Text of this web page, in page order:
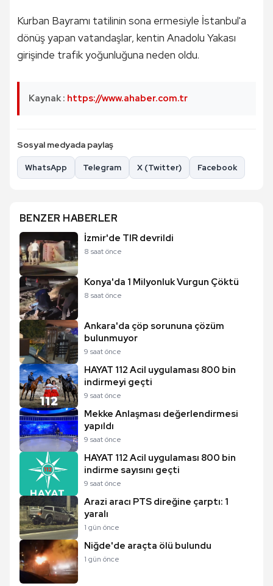
Kurban Bayramı tatilinin sona ermesiyle İstanbul'a
dönüş yapan vatandaşlar, kentin Anadolu Yakası
girişinde trafik yoğunluğuna neden oldu.
Kaynak : https://www.ahaber.com.tr
Sosyal medyada paylaş
WhatsApp Telegram X (Twitter) Facebook
BENZER HABERLER
İzmir'de TIR devrildi
8 saat önce
Konya'da 1 Milyonluk Vurgun Çöktü
8 saat önce
Ankara'da çöp sorununa çözüm
bulunmuyor
9 saat önce
HAYAT 112 Acil uygulaması 800 bin
indirmeyi geçti
9 saat önce
Mekke Anlaşması değerlendirmesi
yapıldı
9 saat önce
HAYAT 112 Acil uygulaması 800 bin
indirme sayısını geçti
9 saat önce
Arazi aracı PTS direğine çarptı: 1
yaralı
1 gün önce
Niğde'de araçta ölü bulundu
1 gün önce